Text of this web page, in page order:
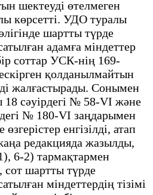
шектеуді өтелмеген
көрсетті. УДО туралы
шартты түрде
адамға міндеттер
соттар УСК-нің 169-
қолданылмайтын
жалғастырады. Сонымен
сәуірдегі № 58-VI және
№ 180-VI заңдарымен
енгізілді, атап
редакцияда жазылды,
6-2) тармақтармен
шартты түрде
міндеттердің тізімі